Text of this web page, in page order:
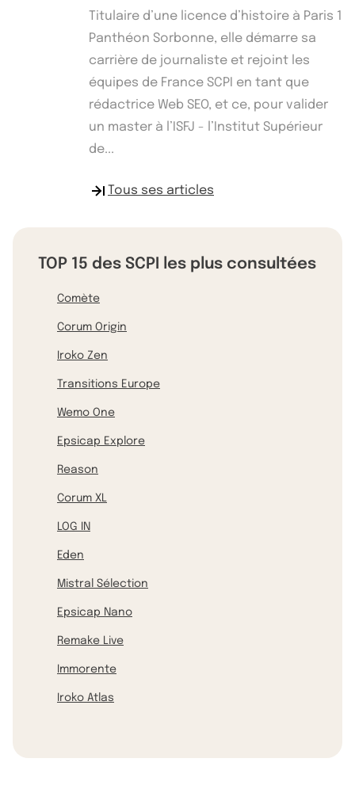
Titulaire d’une licence d’histoire à Paris 1
Panthéon Sorbonne, elle démarre sa
carrière de journaliste et rejoint les
équipes de France SCPI en tant que
rédactrice Web SEO, et ce, pour valider
un master à l’ISFJ - l’Institut Supérieur
de...
Tous ses articles
TOP 15 des SCPI les plus consultées
Comète
Corum Origin
Iroko Zen
Transitions Europe
Wemo One
Epsicap Explore
Reason
Corum XL
LOG IN
Eden
Mistral Sélection
Epsicap Nano
Remake Live
Immorente
Iroko Atlas